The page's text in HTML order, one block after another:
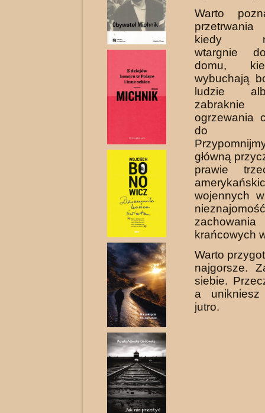
Warto
kiedy
wtargnie
domu,
wybuchają
ludzie
ogrzewania
do
główną
prawie
wojennych
krańcowych
Warto
najgorsze.
siebie.
a unikniesz
jutro.